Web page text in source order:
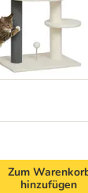
Zum
hinzufügen